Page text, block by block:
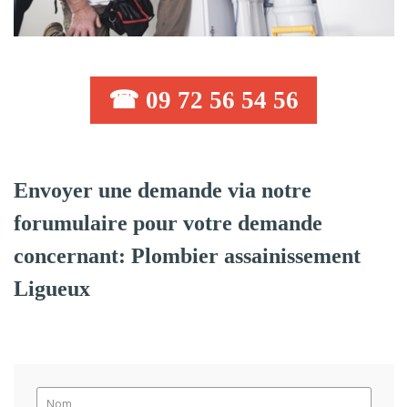
☎ 09 72 56 54 56
Envoyer une demande via notre
forumulaire pour votre demande
concernant: Plombier assainissement
Ligueux